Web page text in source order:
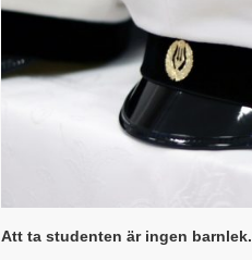
Att ta studenten är ingen barnlek.